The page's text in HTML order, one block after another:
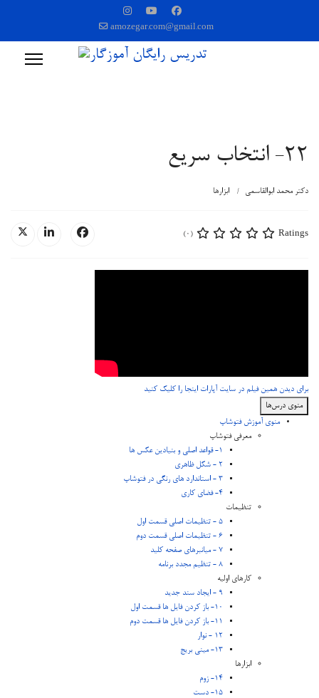
amozegar.com@gmail.com
22- انتخاب سریع
دکتر محمد ابوالقاسمی ابزارها
Ratings
(0)
برای دیدن همین فیلم در سایت آپارات اینجا را کلیک کنید
منوی درس‌ها
منوی آموزش فتوشاپ
معرفی فتوشاپ
1- قواعد اصلی و بنیادین عکس ها
2 - شکل ظاهری
3 - استاندارد های رنگی در فتوشاپ
4- فضای کاری
تنظیمات
5 - تنظیمات اصلی قسمت اول
6 - تنظیمات اصلی قسمت دوم
7 - میانبرهای صفحه کلید
8 - تنظیم مجدد برنامه
کارهای اولیه
9 - ایجاد سند جدید
10- باز کردن فایل ها قسمت اول
11- باز کردن فایل ها قسمت دوم
12 - نوار
13- مینی بریج
ابزارها
14- زوم
15- دست